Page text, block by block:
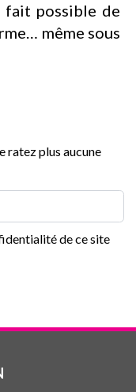
fait possible de
même sous
ratez plus aucune
de ce site